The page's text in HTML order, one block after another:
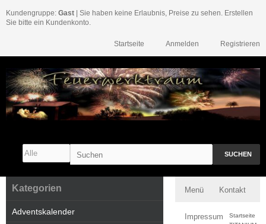
Kundengruppe: Gast | Sie haben keine Erlaubnis, Preise zu sehen. Erstellen
Sie bitte ein Kundenkonto.
Registrieren
Anmelden
Startseite
SUCHEN
Menü Kontakt
Impressum
Startseite
Kategorien
Adventskalender